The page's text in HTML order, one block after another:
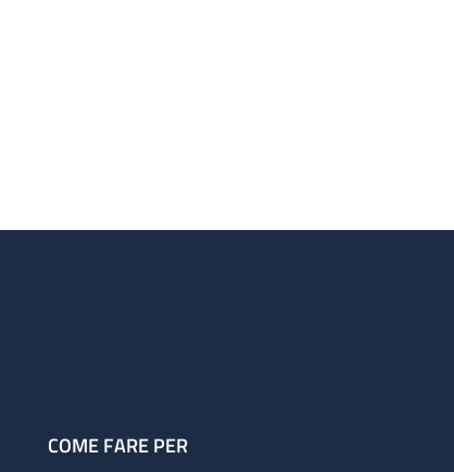
COME FARE PER